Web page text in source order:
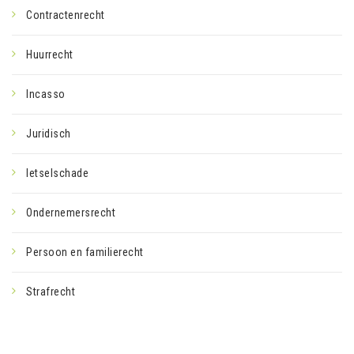
Contractenrecht
Huurrecht
Incasso
Juridisch
letselschade
Ondernemersrecht
Persoon en familierecht
Strafrecht